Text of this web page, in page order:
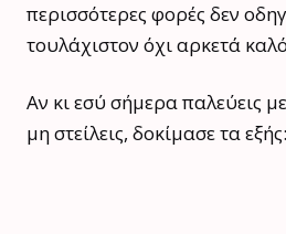
περισσότερες φορές δεν
τουλάχιστον όχι αρκετά
Αν κι εσύ σήμερα παλεύεις
μη στείλεις, δοκίμασε τα εξής: